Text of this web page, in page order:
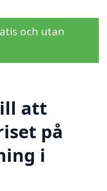
och utan
att
på
i